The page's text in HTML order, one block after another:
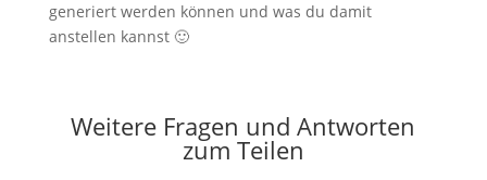
generiert werden können und was du damit
anstellen kannst 🙂
Weitere Fragen und Antworten
zum Teilen